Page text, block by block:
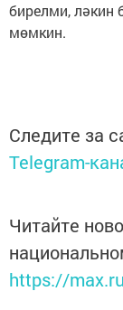
бирелми, ләкин
мөмкин.
Следите за
Telegram-
Читайте
https://